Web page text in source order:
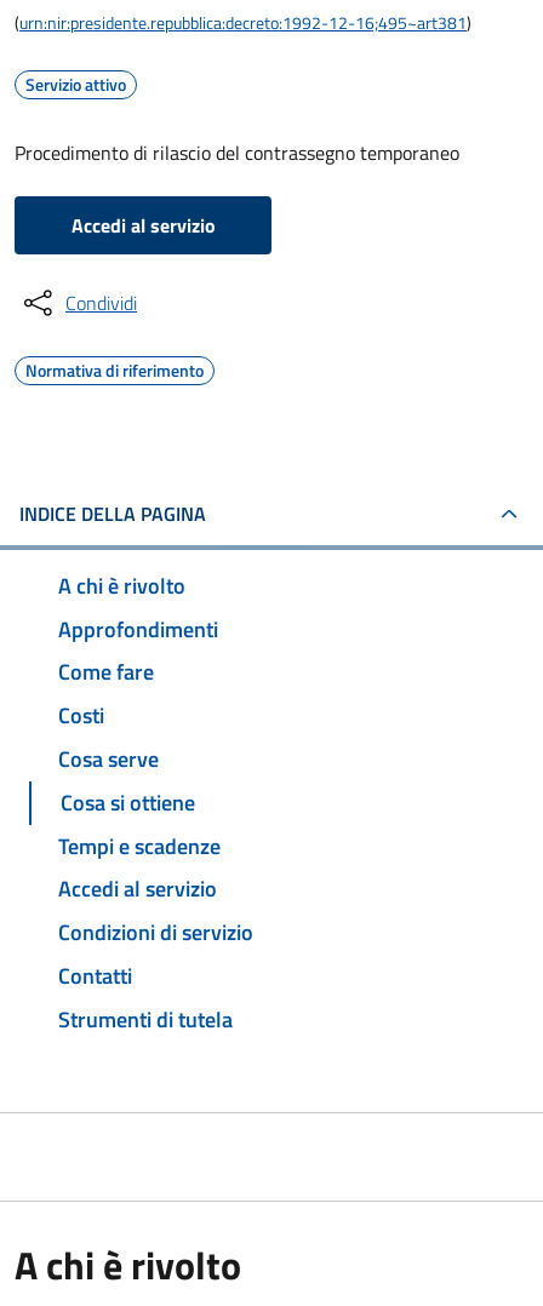
(urn:nir:presidente.repubblica:decreto:1992-12-16;495~art381)
Servizio attivo
Procedimento di rilascio del contrassegno temporaneo
Accedi al servizio
Condividi
Normativa di riferimento
INDICE DELLA PAGINA
A chi è rivolto
Approfondimenti
Come fare
Costi
Cosa serve
Cosa si ottiene
Tempi e scadenze
Accedi al servizio
Condizioni di servizio
Contatti
Strumenti di tutela
A chi è rivolto